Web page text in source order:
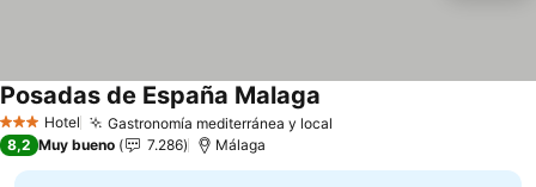
3 Estrellas
Hotel Gastronomía mediterránea y local
Posadas de España Malaga
8,2 Muy bueno 7.286 Málaga